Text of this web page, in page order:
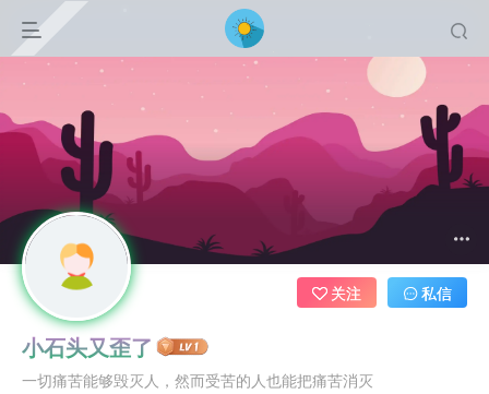
小石头又歪了
一切痛苦能够毁灭人，然而受苦的人也能把痛苦消灭
关注 私信